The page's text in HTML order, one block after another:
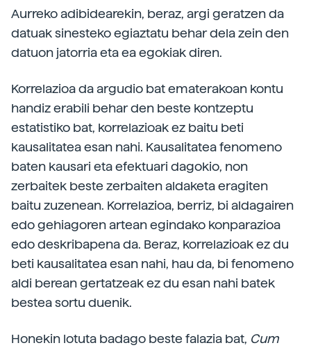
Aurreko adibidearekin, beraz, argi geratzen da
datuak sinesteko egiaztatu behar dela zein den
datuon jatorria eta ea egokiak diren.
Korrelazioa da argudio bat ematerakoan kontu
handiz erabili behar den beste kontzeptu
estatistiko bat, korrelazioak ez baitu beti
kausalitatea esan nahi. Kausalitatea fenomeno
baten kausari eta efektuari dagokio, non
zerbaitek beste zerbaiten aldaketa eragiten
baitu zuzenean. Korrelazioa, berriz, bi aldagairen
edo gehiagoren artean egindako konparazioa
edo deskribapena da. Beraz, korrelazioak ez du
beti kausalitatea esan nahi, hau da, bi fenomeno
aldi berean gertatzeak ez du esan nahi batek
bestea sortu duenik.
Honekin lotuta badago beste falazia bat, Cum